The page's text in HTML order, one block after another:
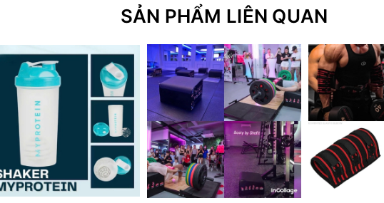
SẢN PHẨM LIÊN QUAN